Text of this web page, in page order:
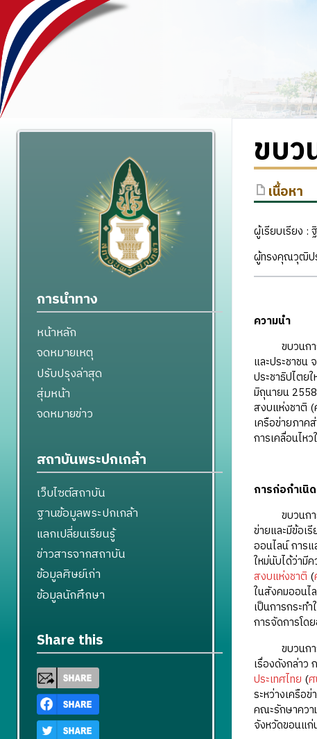
ขบว
เนื้อหา
ผู้เรียบเรียง :
ผู้ทรงคุณวุฒิป
ความนำ
ขบวนการป
และประชาชน
ประชาธิปไตย
มิถุนายน
สงบแห่งชาติ (
เครือข่ายภาค
การเคลื่อนไห
การก่อกำเนิ
ขบวนการป
ข่ายและมีข้อเ
ออนไลน์ การ
ใหม่นับได้ว่ามี
สงบแห่งชาติ (
ในสังคมออนไ
เป็นการกระท
การจัดการโด
ขบวนการนั
เรื่องดังกล่าว
ประเทศไทย (
ระหว่างเครือ
คณะรักษาคว
จังหวัดขอนแ
การนำทาง
หน้าหลัก
จดหมายเหตุ
ปรับปรุงล่าสุด
สุ่มหน้า
จดหมายข่าว
สถาบันพระปกเกล้า
เว็บไซต์สถาบัน
ฐานข้อมูลพระปกเกล้า
แลกเปลี่ยนเรียนรู้
ข่าวสารจากสถาบัน
ข้อมูลศิษย์เก่า
ข้อมูลนักศึกษา
Share this